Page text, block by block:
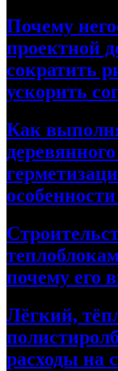
Почему
проектной
сократить
ускорить
Как
почему его
Лёгкий,
расходы на